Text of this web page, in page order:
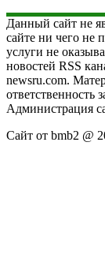
Данный сайт не
сайте ни чего не
услуги не
новостей RSS
newsru.com.
ответственность
Администрация
Сайт от bmb2 @